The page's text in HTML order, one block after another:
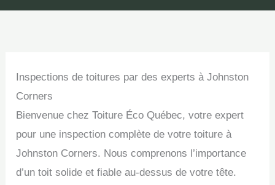
Inspections de toitures par des experts à Johnston
Corners
Bienvenue chez Toiture Éco Québec, votre expert
pour une inspection complète de votre toiture à
Johnston Corners. Nous comprenons l’importance
d’un toit solide et fiable au-dessus de votre tête.